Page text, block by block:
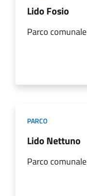
Lido Fosio
Parco comunale
PARCO
Lido Nettuno
Parco comunale